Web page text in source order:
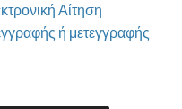
Αίτηση
ή μετεγγραφής